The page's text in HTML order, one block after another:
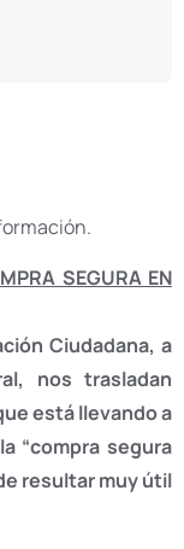
SEGURA EN
Ciudadana, a
nos trasladan
está llevando a
“compra segura
resultar muy útil